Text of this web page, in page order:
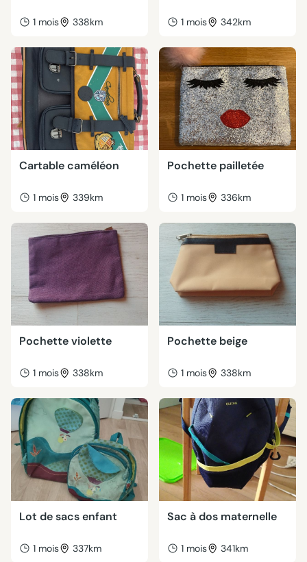
1 mois 338km 1 mois 342km
Cartable caméléon
1 mois 339km
Pochette pailletée
1 mois 336km
Pochette violette
1 mois 338km
Pochette beige
1 mois 338km
Lot de sacs enfant
1 mois 337km
Sac à dos maternelle
1 mois 341km